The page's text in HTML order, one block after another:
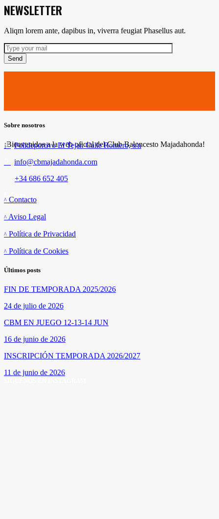
NEWSLETTER
Aliqm lorem ante, dapibus in, viverra feugiat Phasellus aut.
Send
Sobre nosotros
¡Bienvenidos a la web oficial del Club Baloncesto Majadahonda!
Polideportivo El Tejar. Calle Romero, s/n
info@cbmajadahonda.com
+34 686 652 405
Contacto
Aviso Legal
Política de Privacidad
Política de Cookies
Últimos posts
FIN DE TEMPORADA 2025/2026
24 de julio de 2026
CBM EN JUEGO 12-13-14 JUN
16 de junio de 2026
INSCRIPCIÓN TEMPORADA 2026/2027
11 de junio de 2026